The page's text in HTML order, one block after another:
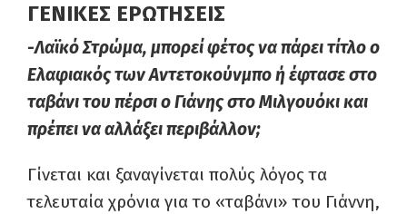
ΓΕΝΙΚΕΣ ΕΡΩΤΗΣΕΙΣ
-Λαϊκό Στρώμα, μπορεί φέτος να πάρει τίτλο ο
Ελαφιακός των Αντετοκούνμπο ή έφτασε στο
ταβάνι του πέρσι ο Γιάνης στο Μιλγουόκι και
πρέπει να αλλάξει περιβάλλον;
Γίνεται και ξαναγίνεται πολύς λόγος τα
τελευταία χρόνια για το «ταβάνι» του Γιάννη,